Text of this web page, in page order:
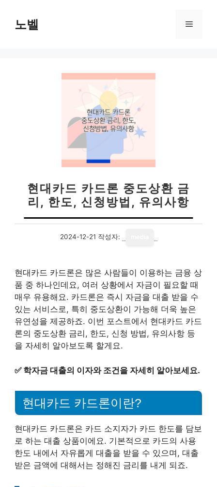
노벨 메
현대카드 카드론 중도상환 금
리, 한도, 신청방법, 유의사항
2024-12-21 작성자:
현대카드 카드론은 많은 사람들이 이용하는 금융 상
품 중 하나인데요, 여러 상황에서 자금이 필요할 때
매우 유용해요. 카드론은 즉시 자금을 대출 받을 수
있는 서비스로, 특히 중도상환이 가능해 더욱 높은
유연성을 제공하죠. 이번 포스트에서 현대카드 카드
론의 중도상환 금리, 한도, 신청 방법, 유의사항 등
을 자세히 알아보도록 할게요.
✅ 학자금 대출의 이자와 조건을 자세히 알아보세요.
현대카드 카드론이란?
현대카드 카드론은 카드 소지자가 카드 한도를 담보
로 하는 대출 상품이에요. 기본적으로 카드의 사용
한도 내에서 자유롭게 대출을 받을 수 있으며, 대출
받은 금액에 대해서는 정해진 금리를 내게 되죠.